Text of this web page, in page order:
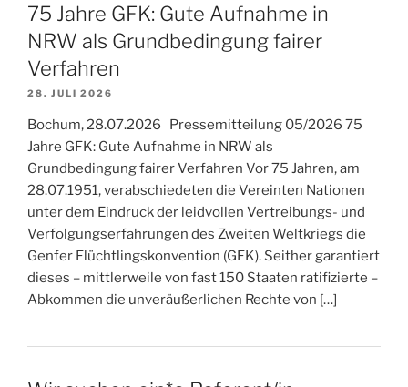
75 Jahre GFK: Gute Aufnahme in
NRW als Grundbedingung fairer
Verfahren
28. JULI 2026
Bochum, 28.07.2026 Pressemitteilung 05/2026 75
Jahre GFK: Gute Aufnahme in NRW als
Grundbedingung fairer Verfahren Vor 75 Jahren, am
28.07.1951, verabschiedeten die Vereinten Nationen
unter dem Eindruck der leidvollen Vertreibungs- und
Verfolgungserfahrungen des Zweiten Weltkriegs die
Genfer Flüchtlingskonvention (GFK). Seither garantiert
dieses – mittlerweile von fast 150 Staaten ratifizierte –
Abkommen die unveräußerlichen Rechte von […]